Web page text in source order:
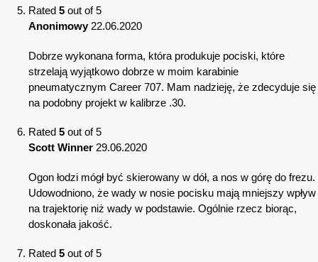
Rated 5 out of 5
Anonimowy 22.06.2020
Dobrze wykonana forma, która produkuje pociski, które
strzelają wyjątkowo dobrze w moim karabinie
pneumatycznym Career 707. Mam nadzieję, że zdecyduje się
na podobny projekt w kalibrze .30.
Rated 5 out of 5
Scott Winner 29.06.2020
Ogon łodzi mógł być skierowany w dół, a nos w górę do frezu.
Udowodniono, że wady w nosie pocisku mają mniejszy wpływ
na trajektorię niż wady w podstawie. Ogólnie rzecz biorąc,
doskonała jakość.
Rated 5 out of 5